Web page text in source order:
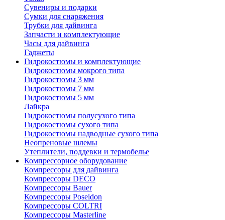
Сувениры и подарки
Сумки для снаряжения
Трубки для дайвинга
Запчасти и комплектующие
Часы для дайвинга
Гаджеты
Гидрокостюмы и комплектующие
Гидрокостюмы мокрого типа
Гидрокостюмы 3 мм
Гидрокостюмы 7 мм
Гидрокостюмы 5 мм
Лайкра
Гидрокостюмы полусухого типа
Гидрокостюмы сухого типа
Гидрокостюмы надводные сухого типа
Неопреновые шлемы
Утеплители, поддевки и термобелье
Компрессорное оборудование
Компрессоры для дайвинга
Компрессоры DECO
Компрессоры Bauer
Компрессоры Poseidon
Компрессоры COLTRI
Компрессоры Masterline